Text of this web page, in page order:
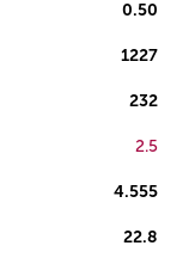
0.50
1227
232
2.5
4.555
22.8